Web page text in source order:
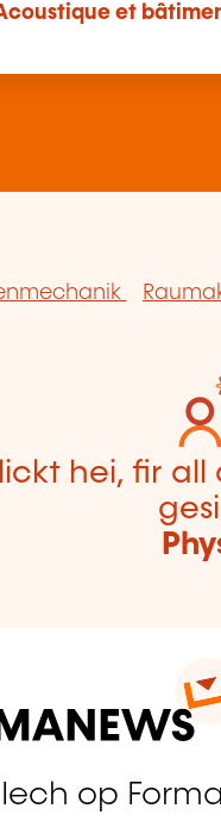
et
hei, fir
op